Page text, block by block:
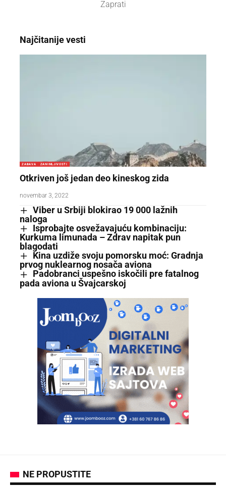
Zaprati
Najčitanije vesti
ZABAVA ZANIMLJIVOSTI
Otkriven još jedan deo kineskog zida
novembar 3, 2022
Viber u Srbiji blokirao 19 000 lažnih
naloga
Isprobajte osvežavajuću kombinaciju:
Kurkuma limunada – Zdrav napitak pun
blagodati
Kina uzdiže svoju pomorsku moć: Gradnja
prvog nuklearnog nosača aviona
Padobranci uspešno iskočili pre fatalnog
pada aviona u Švajcarskoj
NE PROPUSTITE